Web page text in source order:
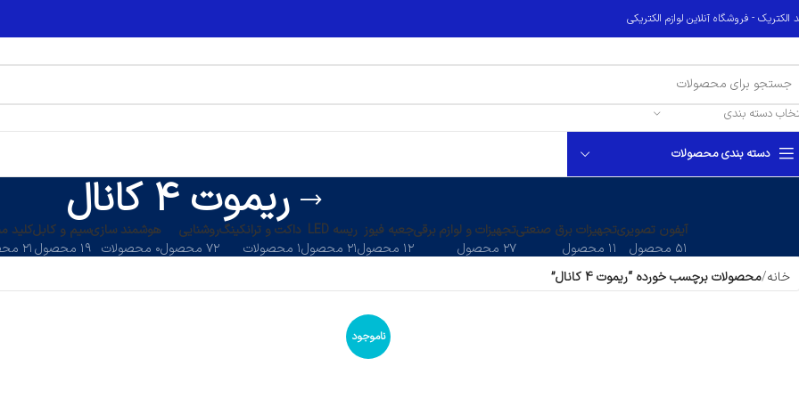
الکتریک - فروشگاه آنلاین لوازم الکتریکی
دسته بندی
دسته بندی محصولات
ریموت 4 کانال
آیفون تصویری
۵۱ محصول
تجهیزات برق صنعتی
۱۱ محصول
تجهیزات و لوازم برقی
۲۷ محصول
جعبه فیوز
۱۲ محصول
ریسه LED
۲۱ محصول
داکت و ترانکینگ
۱ محصولات
روشنایی
۷۲ محصول
هوشمند سازی
۰ محصولات
سیم و کابل
۱۹ محصول
کلید
۲۱ محصول
خانه محصولات برچسب خورده “ریموت 4 کانال”
ناموجود